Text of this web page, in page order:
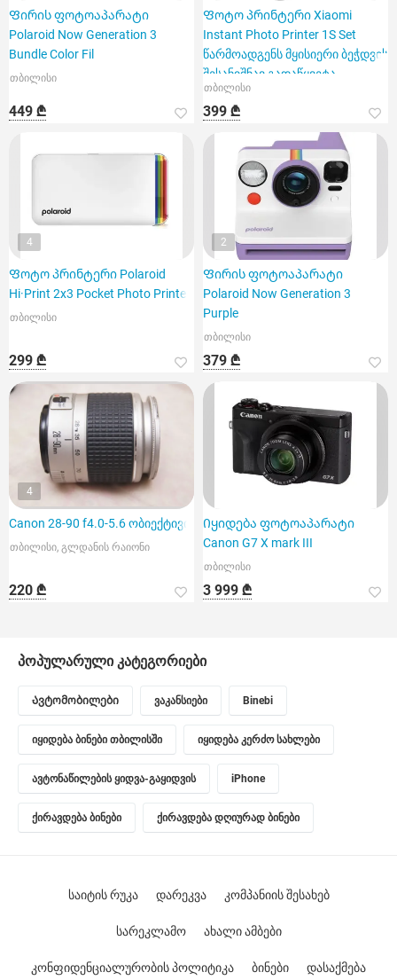
Ფირის ფოტოაპარატი
Polaroid Now Generation 3
Bundle Color Fil
თბილისი
449 ₾
Ფოტო პრინტერი Xiaomi
Instant Photo Printer 1S Set
წარმოადგენს მყისიერი ბეჭდვის
შესანიშნავ გადაწყვეტა
თბილისი
399 ₾
4
Ფოტო პრინტერი Polaroid
Hi·Print 2x3 Pocket Photo Printer
თბილისი
299 ₾
2
Ფირის ფოტოაპარატი
Polaroid Now Generation 3
Purple
თბილისი
379 ₾
4
Canon 28-90 f4.0-5.6 ობიექტივი
თბილისი, გლდანის რაიონი
220 ₾
Იყიდება ფოტოაპარატი
Canon G7 X mark III
თბილისი
3 999 ₾
პოპულარული კატეგორიები
Ავტომობილები ვაკანსიები Binebi
იყიდება ბინები თბილისში იყიდება კერძო სახლები
ავტონაწილების ყიდვა-გაყიდვის iPhone
ქირავდება ბინები ქირავდება დღიურად ბინები
საიტის რუკა დარეკვა კომპანიის შესახებ
სარეკლამო ახალი ამბები
კონფიდენციალურობის პოლიტიკა ბინები დასაქმება